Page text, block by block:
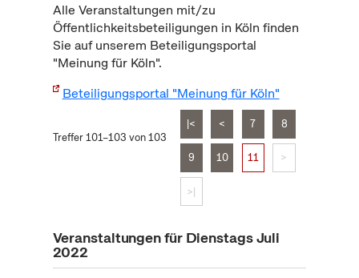
Alle Veranstaltungen mit/zu
Öffentlichkeitsbeteiligungen in Köln finden
Sie auf unserem Beteiligungsportal
"Meinung für Köln".
Beteiligungsportal "Meinung für Köln"
Treffer 101–103 von 103
|< < 7 8
9 10 11 >
>|
Veranstaltungen für Dienstags Juli
2022